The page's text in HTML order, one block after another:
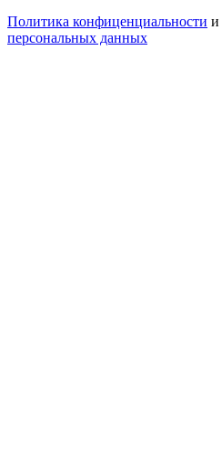
Политика конфиценциальности и
персональных данных